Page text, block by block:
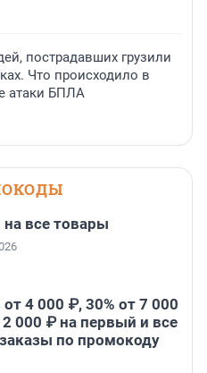
пострадавших грузили
Что происходило в
атаки БПЛА
все товары
4 000 ₽, 30% от 7 000
000 ₽ на первый и все
по промокоду